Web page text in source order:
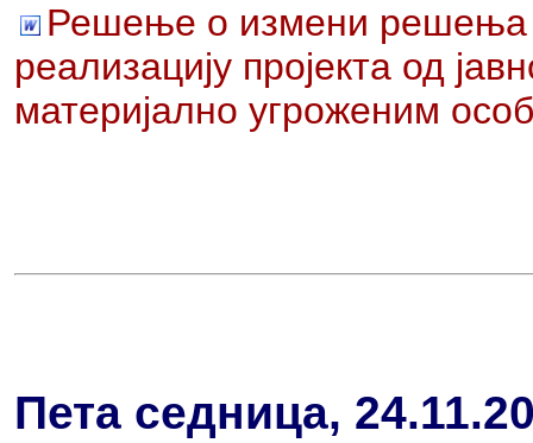
Решење о измени решења
реализацију пројекта од
материјално угроженим
Пета седница,